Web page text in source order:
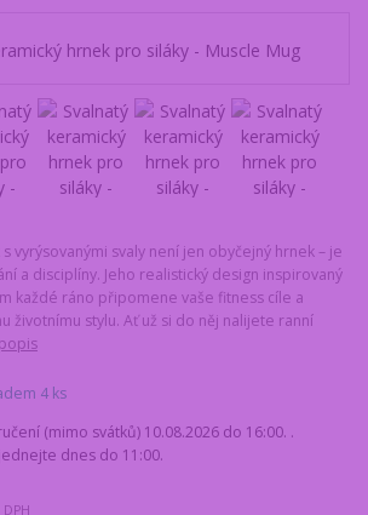
vyrýsovanými svaly není jen obyčejný hrnek – je
a disciplíny. Jeho realistický design inspirovaný
každé ráno připomene vaše fitness cíle a
životnímu stylu. Ať už si do něj nalijete ranní
4 ks
(mimo svátků) 10.08.2026 do 16:00. .
dnes do 11:00.